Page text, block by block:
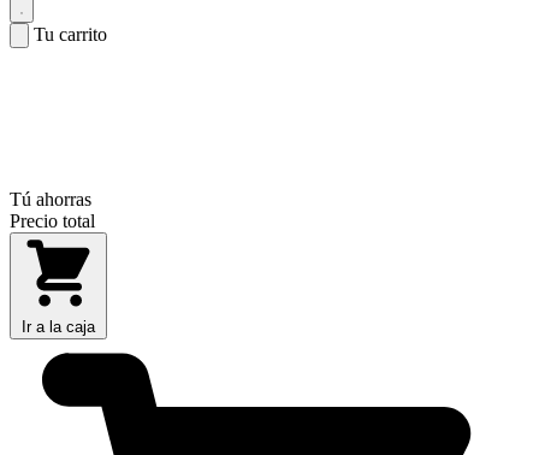
Tu carrito
Tú ahorras
Precio total
Ir a la caja